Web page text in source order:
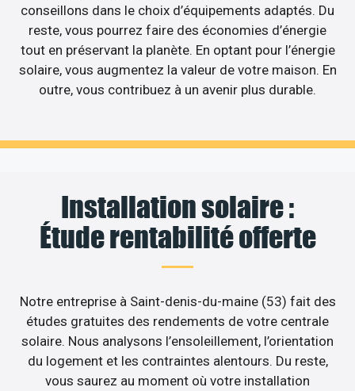
conseillons dans le choix d’équipements adaptés. Du
reste, vous pourrez faire des économies d’énergie
tout en préservant la planète. En optant pour l’énergie
solaire, vous augmentez la valeur de votre maison. En
outre, vous contribuez à un avenir plus durable.
Installation solaire :
Étude rentabilité offerte
Notre entreprise à Saint-denis-du-maine (53) fait des
études gratuites des rendements de votre centrale
solaire. Nous analysons l’ensoleillement, l’orientation
du logement et les contraintes alentours. Du reste,
vous saurez au moment où votre installation